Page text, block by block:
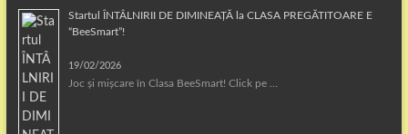
Startul ÎNTÂLNIRII DE DIMINEAȚĂ la CLASA PREGĂTITOARE E
“BeeSmart”!
19/02/2026
Joc și mișcare în Clasa BeeSmart! Click pe …